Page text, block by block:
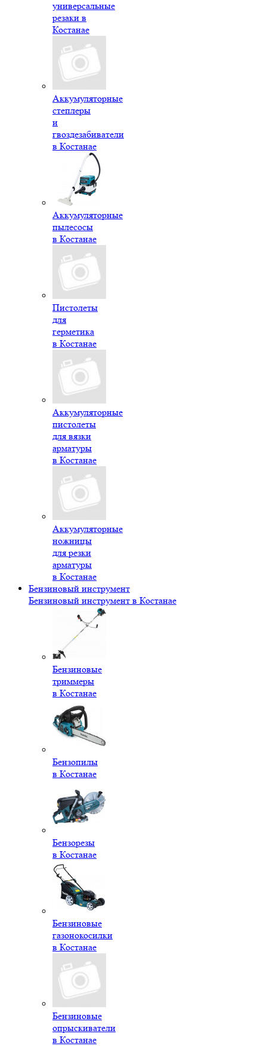
универсальные
резаки в
Костанае
Аккумуляторные
степлеры
и
гвоздезабиватели
в Костанае
Аккумуляторные
пылесосы
в Костанае
Пистолеты
для
герметика
в Костанае
Аккумуляторные
пистолеты
для вязки
арматуры
в Костанае
Аккумуляторные
ножницы
для резки
арматуры
в Костанае
Бензиновый инструмент
Бензиновый инструмент в Костанае
Бензиновые
триммеры
в Костанае
Бензопилы
в Костанае
Бензорезы
в Костанае
Бензиновые
газонокосилки
в Костанае
Бензиновые
опрыскиватели
в Костанае